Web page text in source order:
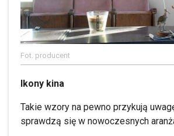
Fot. producent
Ikony kina
Takie wzory na pewno przykują
sprawdzą się w nowoczesnych